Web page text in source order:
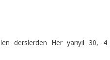
derslerden Her yarıyıl 30,